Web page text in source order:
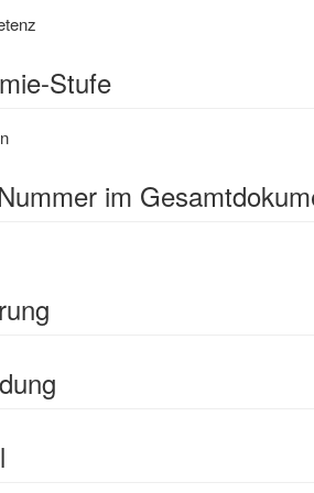
Stufe
im